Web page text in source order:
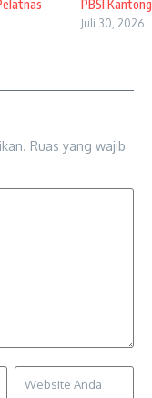
PBSI
Juli 30, 2026
Ruas yang wajib